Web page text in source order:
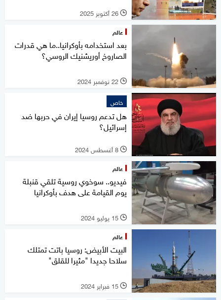
l 26 أكتوبر 2025
عالم
بعد استخدامه بأوكرانيا..ما هي قدرات
الصاروخ أوريشنيك الروسي؟
l 22 نوفمبر 2024
خاص
هل تدعم روسيا إيران في حربها ضد
إسرائيل؟
l 8 أغسطس 2024
عالم
فيديو.. سوخوي روسية تلقي قنبلة
يوم القيامة على هدف بأوكرانيا
l 15 يوليو 2024
عالم
البيت الأبيض: روسيا باتت تمتلك
سلاحا جديدا "مثيرا للقلق"
l 15 فبراير 2024